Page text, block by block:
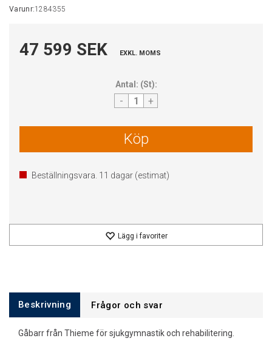
Varunr:1284355
47 599 SEK EXKL. MOMS
Antal: (St):
- +
Köp
Beställningsvara. 11 dagar (estimat)
Lägg i favoriter
Beskrivning Frågor och svar
Gåbarr från Thieme för sjukgymnastik och rehabilitering.